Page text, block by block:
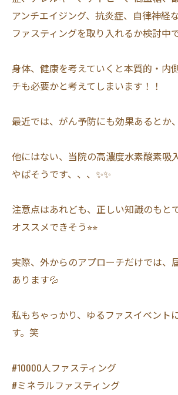
アンチエイジング、抗炎症、自律神経
ファスティングを取り入れるか検討中
身体、健康を考えていくと本質的・内
チも必要かと考えてしまいます！！
最近では、がん予防にも効果あるとか
他にはない、当院の高濃度水素酸素吸
やばそうです、、、✨✨
注意点はあれども、正しい知識のもと
オススメできそう⭐︎⭐︎
実際、外からのアプローチだけでは、
あります💦
私もちゃっかり、ゆるファスイベント
す。笑
#10000人ファスティング
#ミネラルファスティング